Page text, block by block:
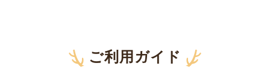
ご利用ガイド